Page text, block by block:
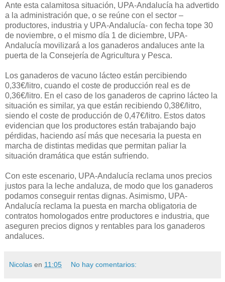
Ante esta calamitosa situación, UPA-Andalucía ha advertido
a la administración que, o se reúne con el sector –
productores, industria y UPA-Andalucía- con fecha tope 30
de noviembre, o el mismo día 1 de diciembre, UPA-
Andalucía movilizará a los ganaderos andaluces ante la
puerta de la Consejería de Agricultura y Pesca.
Los ganaderos de vacuno lácteo están percibiendo
0,33€/litro, cuando el coste de producción real es de
0,36€/litro. En el caso de los ganaderos de caprino lácteo la
situación es similar, ya que están recibiendo 0,38€/litro,
siendo el coste de producción de 0,47€/litro. Estos datos
evidencian que los productores están trabajando bajo
pérdidas, haciendo así más que necesaria la puesta en
marcha de distintas medidas que permitan paliar la
situación dramática que están sufriendo.
Con este escenario, UPA-Andalucía reclama unos precios
justos para la leche andaluza, de modo que los ganaderos
podamos conseguir rentas dignas. Asimismo, UPA-
Andalucía reclama la puesta en marcha obligatoria de
contratos homologados entre productores e industria, que
aseguren precios dignos y rentables para los ganaderos
andaluces.
Nicolas en 11:05 No hay comentarios: